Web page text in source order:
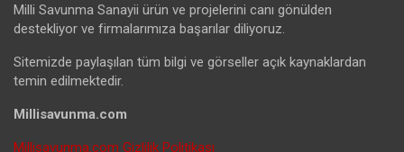
Milli Savunma Sanayii ürün ve projelerini canı gönülden
destekliyor ve firmalarımıza başarılar diliyoruz.
Sitemizde paylaşılan tüm bilgi ve görseller açık kaynaklardan
temin edilmektedir.
Millisavunma.com
Millisavunma.com Gizlilik Politikası